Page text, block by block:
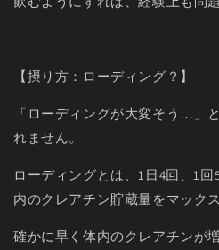
【摂り方：ローディング？】
「ローディングが大変そう … 」
れません。
ローディングとは、1 日4回、1回
内のクレアチン貯蔵量をマック
確かに早く体内のクレアチンが